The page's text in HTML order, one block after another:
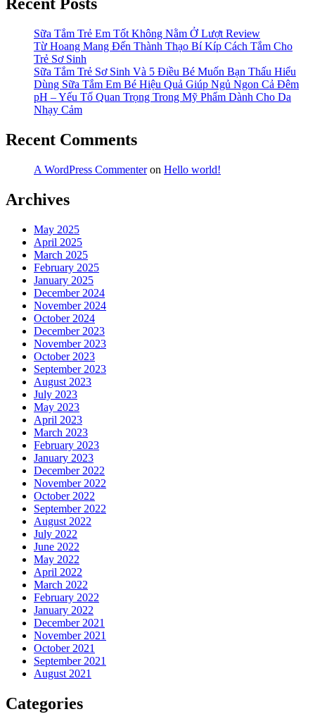
Sữa Tắm Trẻ Em Tốt Không Nằm Ở Lượt Review
Từ Hoang Mang Đến Thành Thạo Bí Kíp Cách Tắm Cho
Trẻ Sơ Sinh
Sữa Tắm Trẻ Sơ Sinh Và 5 Điều Bé Muốn Bạn Thấu Hiểu
Dùng Sữa Tắm Em Bé Hiệu Quả Giúp Ngủ Ngon Cả Đêm
pH – Yếu Tố Quan Trọng Trong Mỹ Phẩm Dành Cho Da
Nhạy Cảm
Recent Comments
A WordPress Commenteron Hello world!
Archives
May 2025
April 2025
March 2025
February 2025
January 2025
December 2024
November 2024
October 2024
December 2023
November 2023
October 2023
September 2023
August 2023
July 2023
May 2023
April 2023
March 2023
February 2023
January 2023
December 2022
November 2022
October 2022
September 2022
August 2022
July 2022
June 2022
May 2022
April 2022
March 2022
February 2022
January 2022
December 2021
November 2021
October 2021
September 2021
August 2021
Categories